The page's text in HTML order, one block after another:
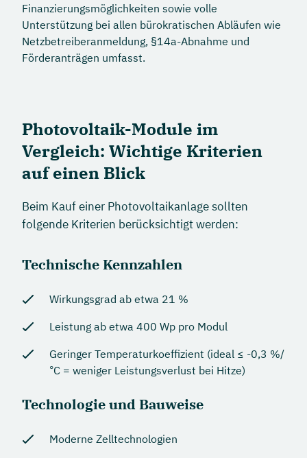
Finanzierungsmöglichkeiten sowie volle
Unterstützung bei allen bürokratischen Abläufen wie
Netzbetreiberanmeldung, §14a-Abnahme und
Förderanträgen umfasst.
Photovoltaik-Module im
Vergleich: Wichtige Kriterien
auf einen Blick
Beim Kauf einer Photovoltaikanlage sollten
folgende Kriterien berücksichtigt werden:
Technische Kennzahlen
Wirkungsgrad ab etwa 21 %
Leistung ab etwa 400 Wp pro Modul
Geringer Temperaturkoeffizient (ideal ≤ -0,3 %/
°C = weniger Leistungsverlust bei Hitze)
Technologie und Bauweise
Moderne Zelltechnologien